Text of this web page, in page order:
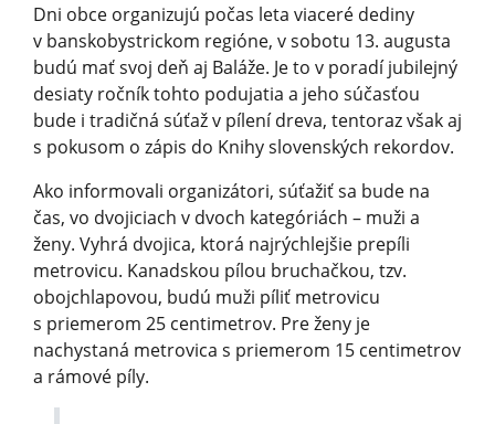
Dni obce organizujú počas leta viaceré dediny
v banskobystrickom regióne, v sobotu 13. augusta
budú mať svoj deň aj Baláže. Je to v poradí jubilejný
desiaty ročník tohto podujatia a jeho súčasťou
bude i tradičná súťaž v pílení dreva, tentoraz však aj
s pokusom o zápis do Knihy slovenských rekordov.
Ako informovali organizátori, súťažiť sa bude na
čas, vo dvojiciach v dvoch kategóriách – muži a
ženy. Vyhrá dvojica, ktorá najrýchlejšie prepíli
metrovicu. Kanadskou pílou bruchačkou, tzv.
obojchlapovou, budú muži píliť metrovicu
s priemerom 25 centimetrov. Pre ženy je
nachystaná metrovica s priemerom 15 centimetrov
a rámové píly.